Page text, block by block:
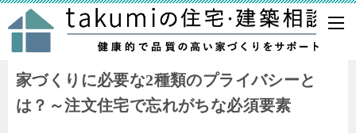
建築士takumiの間取り診断・家づくりのセカンドオピニオン
家づくりに必要な2種類のプライバシーと
は？～注文住宅で忘れがちな必須要素